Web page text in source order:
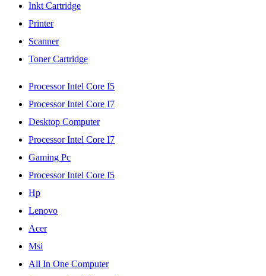
Inkt Cartridge
Printer
Scanner
Toner Cartridge
Processor Intel Core I5
Processor Intel Core I7
Desktop Computer
Processor Intel Core I7
Gaming Pc
Processor Intel Core I5
Hp
Lenovo
Acer
Msi
All In One Computer